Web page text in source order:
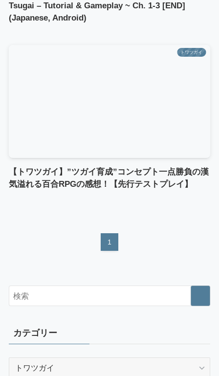
Tsugai – Tutorial & Gameplay ~ Ch. 1-3 [END]
(Japanese, Android)
トワツガイ
【トワツガイ】”ツガイ育成”コンセプト一点勝負の漢
気溢れる百合RPGの感想！【先行テストプレイ】
1
カテゴリー